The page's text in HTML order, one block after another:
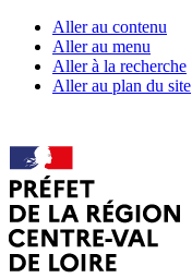
Aller au contenu
Aller au menu
Aller à la recherche
Aller au plan du site